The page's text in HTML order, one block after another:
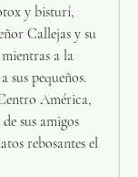
y bisturí,
Callejas y su
a la
sus pequeños.
América,
sus amigos
rebosantes el